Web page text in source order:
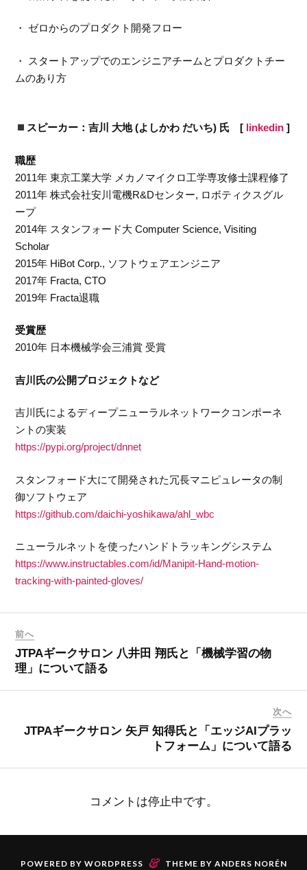
・ ゼロからのプロダクト開発フロー
・ スタートアップでのエンジニアチームとプロダクトチー
ムのあり方
スピーカー：吉川 大地 (よしかわ だいち) 氏 [ linkedin ]
職歴
2011年 東京工業大学 メカノマイクロ工学専攻修士課程修了
2011年 株式会社安川電機R&Dセンター, ロボティクスグル
ープ
2014年 スタンフォード大 Computer Science, Visiting
Scholar
2015年 HiBot Corp., ソフトウェアエンジニア
2017年 Fracta, CTO
2019年 Fracta退職
受賞歴
2010年 日本機械学会三浦賞 受賞
吉川氏の公開プロジェクトなど
吉川氏によるディープニューラルネットワークコンポーネ
ントの実装
https://pypi.org/project/dnnet
スタンフォード大にて開発された冗長マニピュレータの制
御ソフトウェア
https://github.com/daichi-yoshikawa/ahl_wbc
ニューラルネットを使ったハンドトラッキングシステム
https://www.instructables.com/id/Manipit-Hand-motion-
tracking-with-painted-gloves/
前へ
JTPAギークサロン 八井田 翔氏と「機械学習の物
理」について語る
次へ
JTPAギークサロン 矢戸 知得氏と「エッジAIプラッ
トフォーム」について語る
コメントは停止中です。
POWERED BY WORDPRESS & THEME BY ANDERS NORÉN